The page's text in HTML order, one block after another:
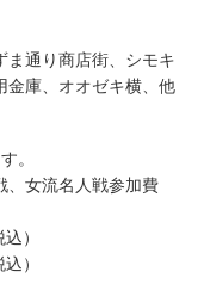
通り商店街、シモキ
金庫、オオゼキ横、他
。
、女流名人戦参加費
）
）